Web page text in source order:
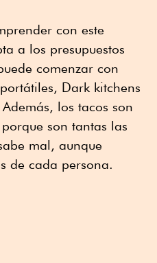
con este
a los presupuestos
comenzar con
Dark kitchens
los tacos son
son tantas las
mal, aunque
de cada persona.